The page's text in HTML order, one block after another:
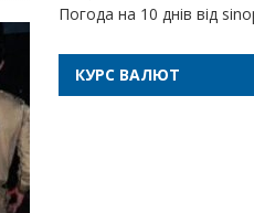
Погода на 10 днів від
КУРС ВАЛЮТ